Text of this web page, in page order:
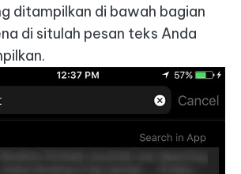
ditampilkan di bawah bagian
di situlah pesan teks Anda